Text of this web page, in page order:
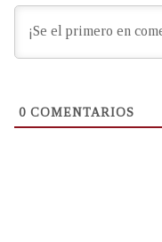
0 COMENTARIOS